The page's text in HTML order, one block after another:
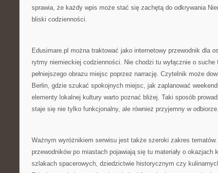
sprawia, że każdy wpis może stać się zachętą do odkrywania
bliski codzienności.
Edusimare.pl można traktować jako internetowy przewodnik dla
rytmy niemieckiej codzienności. Nie chodzi tu wyłącznie o suche
pełniejszego obrazu miejsc poprzez narrację. Czytelnik może
Berlin, gdzie szukać spokojnych miejsc, jak zaplanować
elementy lokalnej kultury warto poznać bliżej. Taki sposób
staje się nie tylko funkcjonalny, ale również przyjemny w
Ważnym wyróżnikiem serwisu jest także szeroki zakres
przewodników po miastach pojawiają się tu materiały o okazjach
szlakach spacerowych, dziedzictwie historycznym czy